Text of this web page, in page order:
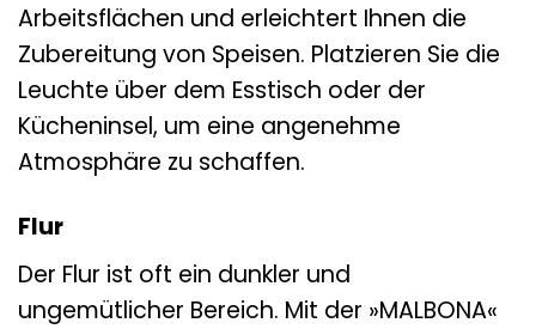
Arbeitsflächen und erleichtert Ihnen die
Zubereitung von Speisen. Platzieren Sie die
Leuchte über dem Esstisch oder der
Kücheninsel, um eine angenehme
Atmosphäre zu schaffen.
Flur
Der Flur ist oft ein dunkler und
ungemütlicher Bereich. Mit der »MALBONA«